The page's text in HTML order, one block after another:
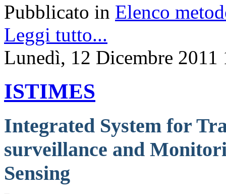
Pubblicato in Elenco
Leggi tutto...
Lunedì, 12 Dicembre 2011
ISTIMES
Integrated System for
surveillance and
Sensing